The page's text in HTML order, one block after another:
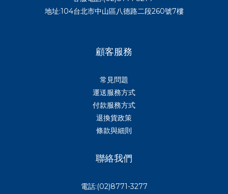
地址:104台北市中山區八德路二段260號7樓
顧客服務
常見問題
運送服務方式
付款服務方式
退換貨政策
條款與細則
聯絡我們
電話:(02)8771-3277